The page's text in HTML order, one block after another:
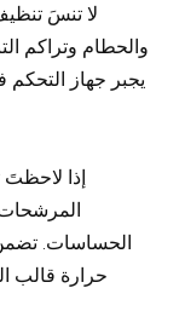
لا تنسَ
والحطام وتراكم
يجبر جهاز
إذا
الحساسات. تضمن
حرارة قالب